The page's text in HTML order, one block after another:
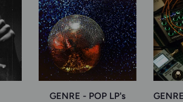
GENRE - POP LP's